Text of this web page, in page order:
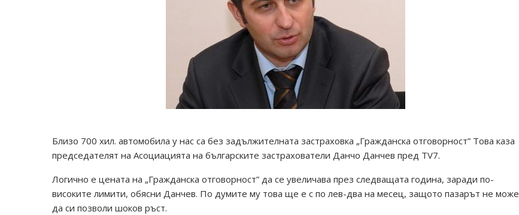
Близо 700 хил. автомобила у нас са без задължителната застраховка „Гражданска отговорност” Това каза
председателят на Асоциацията на българските застрахователи Данчо Данчев пред TV7.
Логично е цената на „Гражданска отговорност” да се увеличава през следващата година, заради по-
високите лимити, обясни Данчев. По думите му това ще е с по лев-два на месец, защото пазарът не може
да си позволи шоков ръст.